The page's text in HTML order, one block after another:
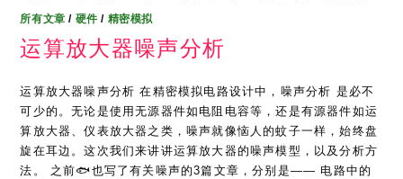
所有文章 / 硬件 / 精密模拟
运算放大器噪声分析
运算放大器噪声分析 在精密模拟电路设计中，噪声分析 是必不
可少的。无论是使用无源器件如电阻电容等，还是有源器件如运
算放大器、仪表放大器之类，噪声就像恼人的蚊子一样，始终盘
旋在耳边。这次我们来讲讲运算放大器的噪声模型，以及分析方
法。 之前🐟也写了有关噪声的3篇文章，分别是—— 电路中的